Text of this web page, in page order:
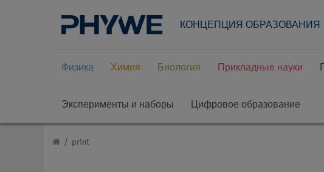
КОНЦЕПЦИЯ ОБРАЗОВАНИЯ
Физика Химия Биология Прикладные науки
Эксперименты и наборы Цифровое образование
print